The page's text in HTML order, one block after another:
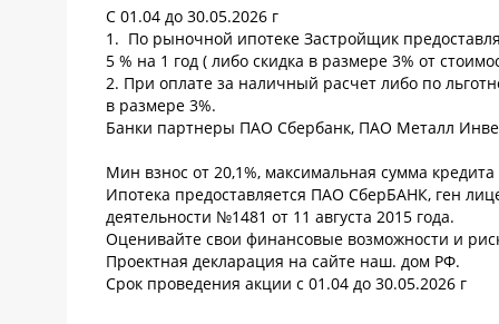
С 01.04 до 30.05.2026 г
1. По рыночной ипотеке Застройщик
5 % на 1 год ( либо скидка в размере 3% от
2. При оплате за наличный расчет либо по
в размере 3%.
Банки партнеры ПАО Сбербанк, ПАО Металл
Мин взнос от 20,1%, максимальная сумма
Ипотека предоставляется ПАО СберБАНК, ген
деятельности №1481 от 11 августа 2015 года.
Оценивайте свои финансовые возможности и
Проектная декларация на сайте наш. дом РФ.
Срок проведения акции с 01.04 до 30.05.2026 г